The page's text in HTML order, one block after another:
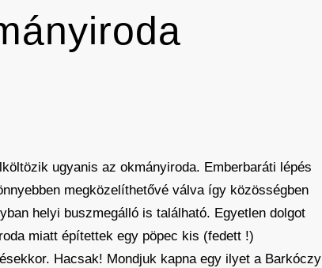
ugyanis az okmányiroda. Emberbaráti lépés
megközelíthetővé válva így közösségben
helyi buszmegálló is található. Egyetlen dolgot
miatt építettek egy pöpec kis (fedett !)
Hacsak! Mondjuk kapna egy ilyet a Barkóczy